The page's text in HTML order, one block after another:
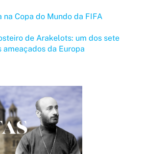
na Copa do Mundo da FIFA
de Arakelots: um dos sete
ameaçados da Europa